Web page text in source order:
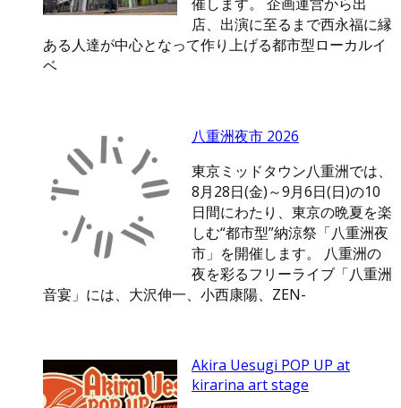
店、出演に至るまで西永福に縁
ある人達が中心となって作り上げる都市型ローカルイ
ベ
八重洲夜市 2026
東京ミッドタウン八重洲では、
8月28日(金)～9月6日(日)の10
日間にわたり、東京の晩夏を楽
しむ“都市型”納涼祭「八重洲夜
市」を開催します。 八重洲の
夜を彩るフリーライブ「八重洲
音宴」には、大沢伸一、小西康陽、ZEN-
Akira Uesugi POP UP at
kirarina art stage